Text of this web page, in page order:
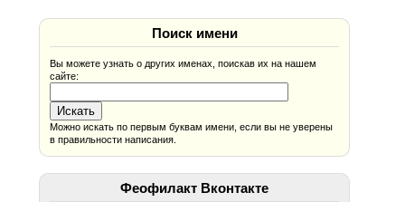
Поиск имени
Вы можете узнать о других именах, поискав их на нашем
сайте:
Можно искать по первым буквам имени, если вы не уверены
в правильности написания.
Феофилакт Вконтакте